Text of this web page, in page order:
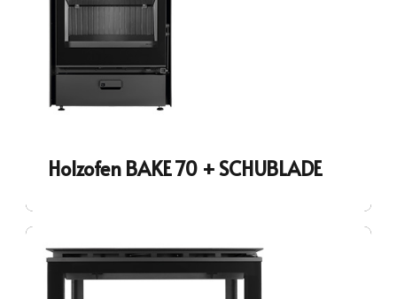
Holzofen BAKE 70 + SCHUBLADE